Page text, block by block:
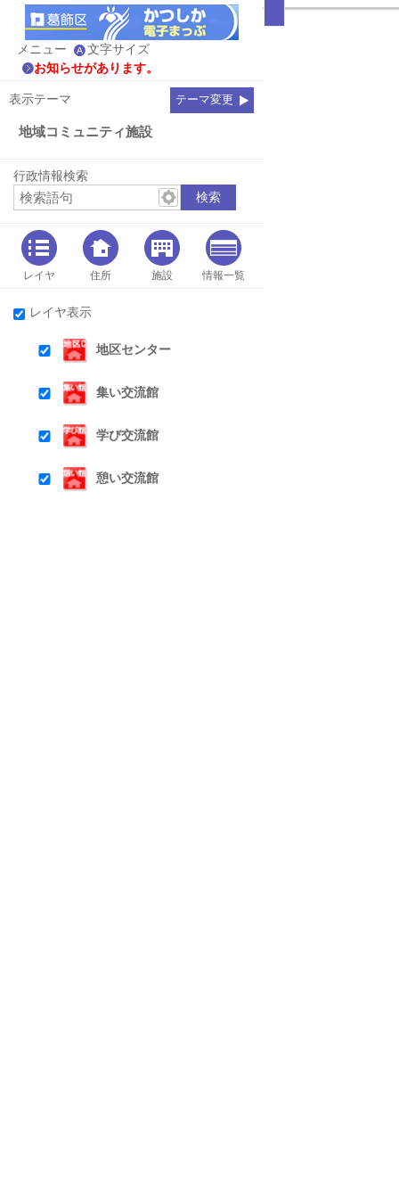
メニュー
文字サイズ
お知らせがあります。
表示テーマ テーマ変更
地域コミュニティ施設
行政情報検索
レイヤ 住所 施設 情報一覧
レイヤ表示
地区センター
集い交流館
学び交流館
憩い交流館